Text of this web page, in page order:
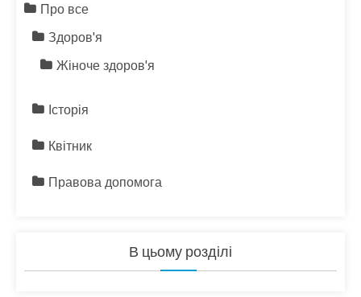
Про все
Здоров'я
Жіноче здоров'я
Історія
Квітник
Правова допомога
В цьому розділі